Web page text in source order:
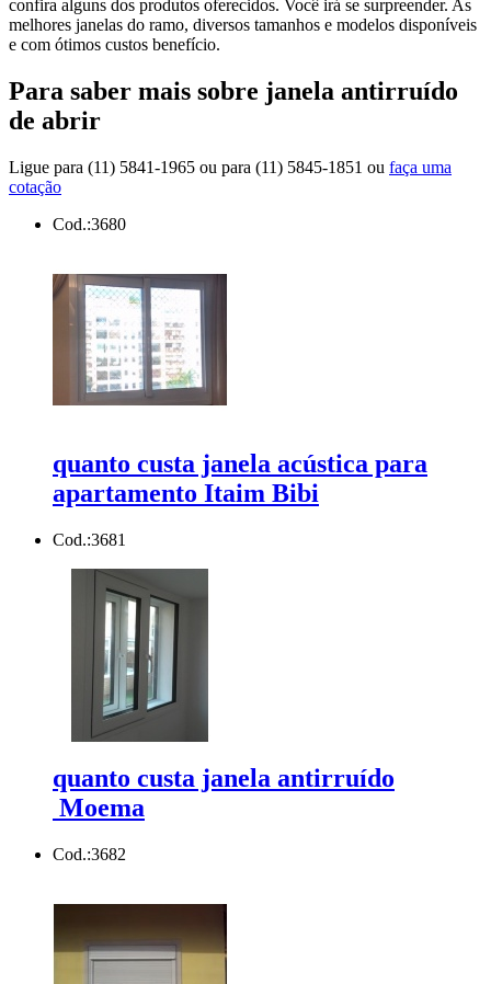
confira alguns dos produtos oferecidos. Você irá se surpreender. As
melhores janelas do ramo, diversos tamanhos e modelos disponíveis
e com ótimos custos benefício.
Para saber mais sobre janela antirruído
de abrir
Ligue para (11) 5841-1965 ou para (11) 5845-1851 ou faça uma
cotação
Cod.:3680
quanto custa janela acústica para
apartamento Itaim Bibi
Cod.:3681
quanto custa janela antirruído
Moema
Cod.:3682